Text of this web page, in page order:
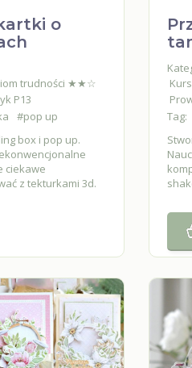
o
trudności ★★☆
P13
#pop up
box i pop up.
ciekawe
z tekturkami 3d.
Tag: